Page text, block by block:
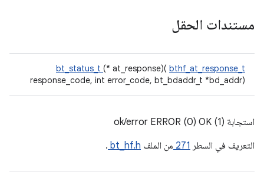
مستندات الحقل
bt_status_t (* at_response)( bthf_at_response_t
response_code, int error_code, bt_bdaddr_t *bd_addr)
استجابة ok/error ERROR (0) OK (1)
التعريف في السطر 271 من الملف bt_hf.h
.